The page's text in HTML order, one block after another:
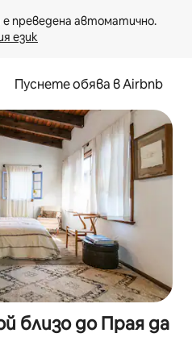
език
Пуснете обява в Airbnb
близо до Прая да